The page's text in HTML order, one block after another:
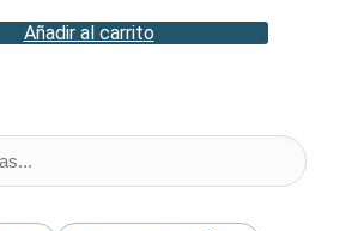
Añadir al carrito